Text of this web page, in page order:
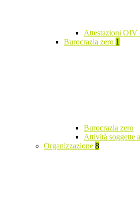
Attestazioni OIV
Burocrazia zero 1
Burocrazia zero
Attività soggette
Organizzazione 8